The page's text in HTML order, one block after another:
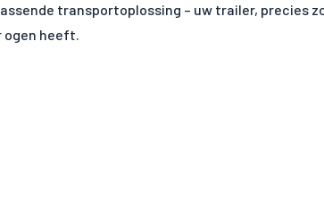
transportoplossing – uw trailer, precies
ogen heeft.